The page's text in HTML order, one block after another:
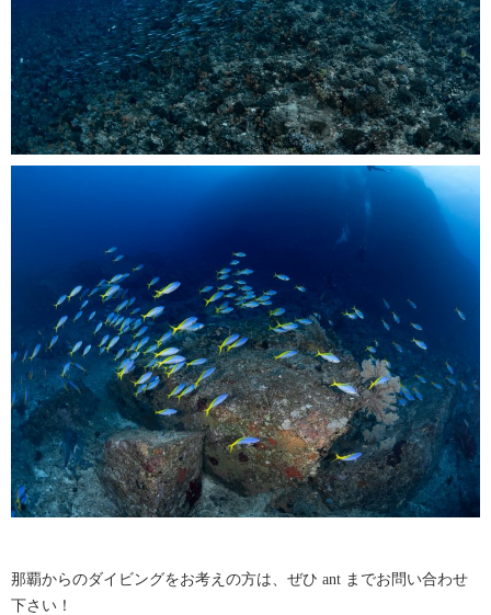
那覇からのダイビングをお考えの方は、ぜひ ant までお問い合わせ
下さい！